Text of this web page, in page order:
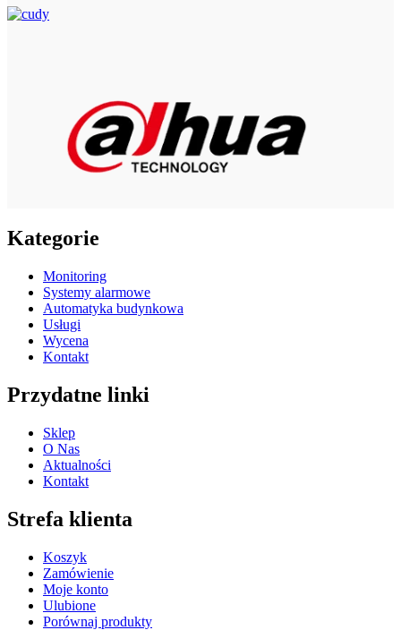
Kategorie
Monitoring
Systemy alarmowe
Automatyka budynkowa
Usługi
Wycena
Kontakt
Przydatne linki
Sklep
O Nas
Aktualności
Kontakt
Strefa klienta
Koszyk
Zamówienie
Moje konto
Ulubione
Porównaj produkty